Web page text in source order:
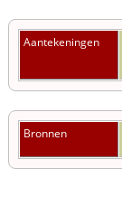
Aantekeningen
Bronnen